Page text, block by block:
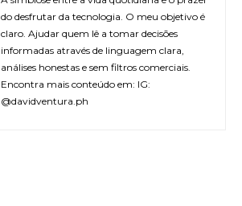
do desfrutar da tecnologia. O meu objetivo é
claro. Ajudar quem lê a tomar decisões
informadas através de linguagem clara,
análises honestas e sem filtros comerciais.
Encontra mais conteúdo em: IG:
@davidventura.ph